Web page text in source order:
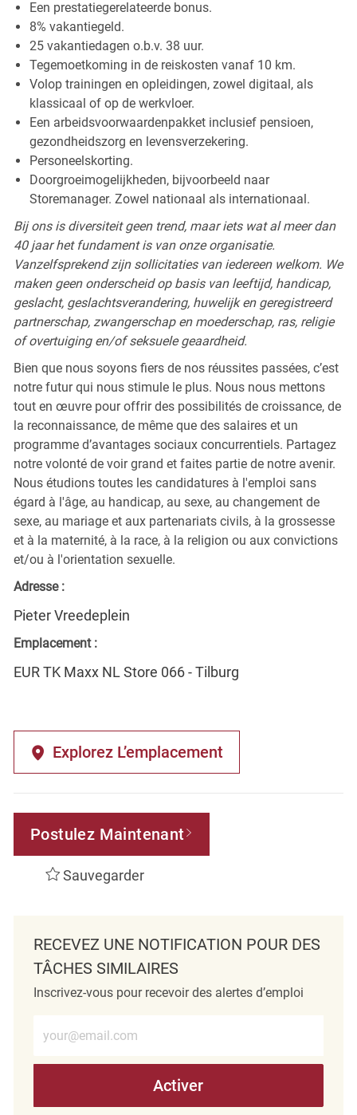
Een prestatiegerelateerde bonus.
8% vakantiegeld.
25 vakantiedagen o.b.v. 38 uur.
Tegemoetkoming in de reiskosten vanaf 10 km.
Volop trainingen en opleidingen, zowel digitaal, als
klassicaal of op de werkvloer.
Een arbeidsvoorwaardenpakket inclusief pensioen,
gezondheidszorg en levensverzekering.
Personeelskorting.
Doorgroeimogelijkheden, bijvoorbeeld naar
Storemanager. Zowel nationaal als internationaal.
Bij ons is diversiteit geen trend, maar iets wat al meer dan
40 jaar het fundament is van onze organisatie.
Vanzelfsprekend zijn sollicitaties van iedereen welkom. We
maken geen onderscheid op basis van leeftijd, handicap,
geslacht, geslachtsverandering, huwelijk en geregistreerd
partnerschap, zwangerschap en moederschap, ras, religie
of overtuiging en/of seksuele geaardheid.
Bien que nous soyons fiers de nos réussites passées, c’est
notre futur qui nous stimule le plus. Nous nous mettons
tout en œuvre pour offrir des possibilités de croissance, de
la reconnaissance, de même que des salaires et un
programme d’avantages sociaux concurrentiels. Partagez
notre volonté de voir grand et faites partie de notre avenir.
Nous étudions toutes les candidatures à l'emploi sans
égard à l'âge, au handicap, au sexe, au changement de
sexe, au mariage et aux partenariats civils, à la grossesse
et à la maternité, à la race, à la religion ou aux convictions
et/ou à l'orientation sexuelle.
Adresse :
Pieter Vreedeplein
Emplacement :
EUR TK Maxx NL Store 066 - Tilburg
Explorez L’emplacement
Postulez Maintenant
Sauvegarder
RECEVEZ UNE NOTIFICATION POUR DES
TÂCHES SIMILAIRES
Inscrivez-vous pour recevoir des alertes d’emploi
Activer